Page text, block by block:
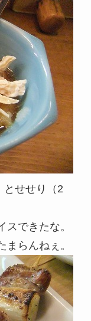
とせせり（2
できたな。
らんねぇ。